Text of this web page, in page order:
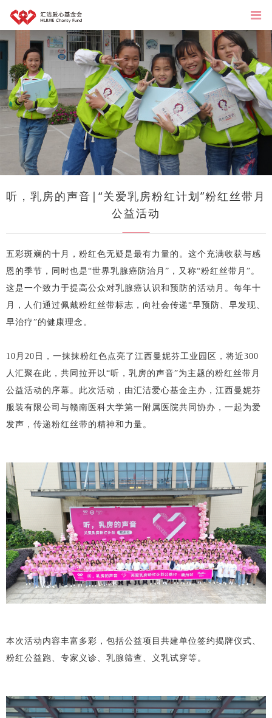
听，乳房的声音|“关爱乳房粉红计划”粉红丝带月
公益活动
五彩斑斓的十月，粉红色无疑是最有力量的。这个充满收获与感
恩的季节，同时也是“世界乳腺癌防治月”，又称“粉红丝带月”。
这是一个致力于提高公众对乳腺癌认识和预防的活动月。每年十
月，人们通过佩戴粉红丝带标志，向社会传递“早预防、早发现、
早治疗”的健康理念。
10月20日，一抹抹粉红色点亮了江西曼妮芬工业园区，将近300
人汇聚在此，共同拉开以“听，乳房的声音”为主题的粉红丝带月
公益活动的序幕。此次活动，由汇洁爱心基金主办，江西曼妮芬
服装有限公司与赣南医科大学第一附属医院共同协办，一起为爱
发声，传递粉红丝带的精神和力量。
本次活动内容丰富多彩，包括公益项目共建单位签约揭牌仪式、
粉红公益跑、专家义诊、乳腺筛查、义乳试穿等。